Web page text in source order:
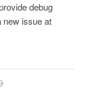
debug
new issue at